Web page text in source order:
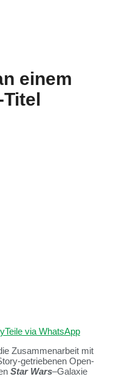
einem
Teile via WhatsApp
Zusammenarbeit mit
getriebenen Open-
Star Wars–Galaxie